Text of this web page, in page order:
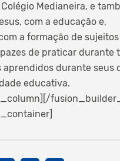
Medianeira, e
com a educação e,
a formação de
de praticar durante
aprendidos durante seus
educativa.